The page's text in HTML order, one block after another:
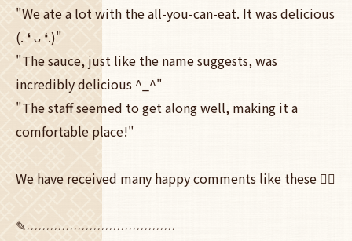
"We ate a lot with the all-you-can-eat. It was delicious
(. ❛ ᴗ ❛.)"
"The sauce, just like the name suggests, was
incredibly delicious ^_^"
"The staff seemed to get along well, making it a
comfortable place!"
We have received many happy comments like these 🙇‍♀️
✎˒˒˒˒˒˒˒˒˒˒˒˒˒˒˒˒˒˒˒˒˒˒˒˒˒˒˒˒˒˒˒˒˒˒˒˒˒˒